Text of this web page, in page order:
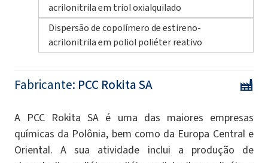
acrilonitrila em triol oxialquilado
Dispersão de copolímero de estireno-
acrilonitrila em poliol poliéter reativo
Fabricante: PCC Rokita SA
A PCC Rokita SA é uma das maiores empresas
químicas da Polônia, bem como da Europa Central e
Oriental. A sua atividade inclui a produção de